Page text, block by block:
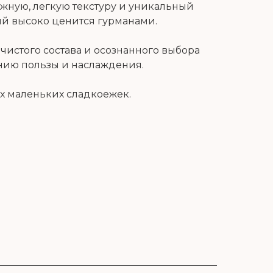
легкую текстуру и уникальный
высоко ценится гурманами.
состава и осознанного выбора
пользы и наслаждения.
маленьких сладкоежек.